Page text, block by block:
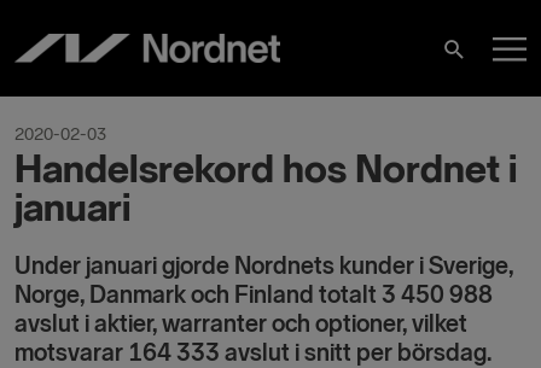
content
Search
2020-02-03
Handelsrekord hos Nordnet i
januari
Under januari gjorde Nordnets kunder i Sverige,
Norge, Danmark och Finland totalt 3 450 988
avslut i aktier, warranter och optioner, vilket
motsvarar 164 333 avslut i snitt per börsdag.